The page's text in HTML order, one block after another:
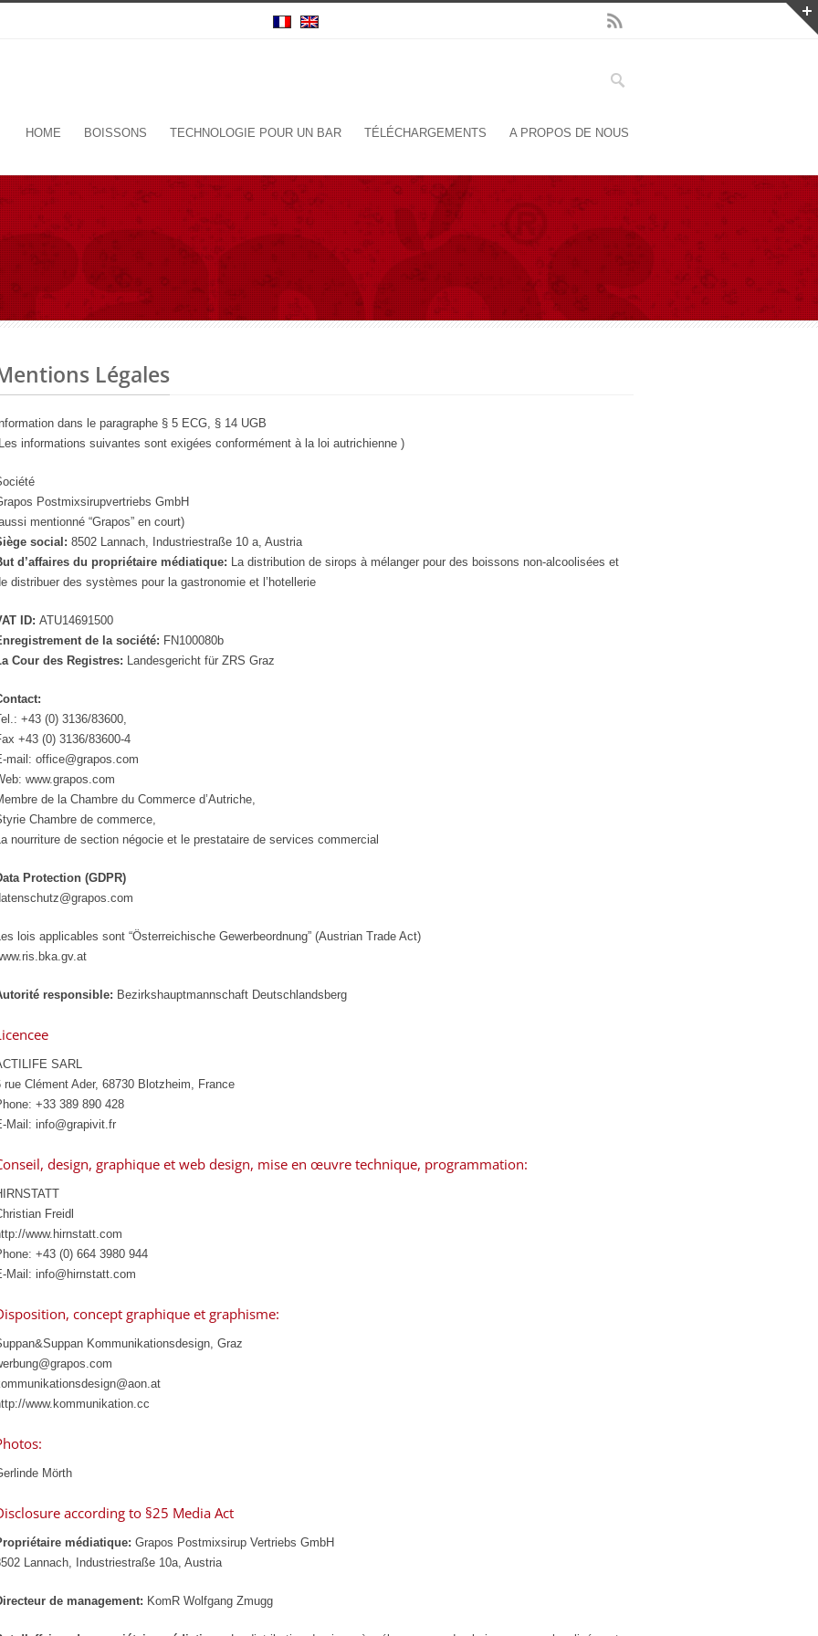
HOME BOISSONS TECHNOLOGIE POUR UN BAR TÉLÉCHARGEMENTS A PROPOS DE NOUS
Légales
Information dans le paragraphe § 5 ECG, § 14 UGB
informations suivantes sont exigées conformément à la loi autrichienne )
Postmixsirupvertriebs GmbH
mentionné “Grapos” en court)
social: 8502 Lannach, Industriestraße 10 a, Austria
d’affaires du propriétaire médiatique: La distribution de sirops à mélanger pour des boissons non-alcoolisées et
distribuer des systèmes pour la gastronomie et l’hotellerie
ID: ATU14691500
de la société: FN100080b
Cour des Registres: Landesgericht für ZRS Graz
+43 (0) 3136/83600,
+43 (0) 3136/83600-4
mail: office@grapos.com
www.grapos.com
de la Chambre du Commerce d’Autriche,
Chambre de commerce,
nourriture de section négocie et le prestataire de services commercial
Protection (GDPR)
lois applicables sont “Österreichische Gewerbeordnung” (Austrian Trade Act)
responsible: Bezirkshauptmannschaft Deutschlandsberg
SARL
rue Clément Ader, 68730 Blotzheim, France
+33 389 890 428
Mail: info@grapivit.fr
design, graphique et web design, mise en œuvre technique, programmation:
Freidl
www.hirnstatt.com
+43 (0) 664 3980 944
Mail: info@hirnstatt.com
concept graphique et graphisme:
Kommunikationsdesign, Graz
www.kommunikation.cc
Mörth
according to §25 Media Act
médiatique: Grapos Postmixsirup Vertriebs GmbH
Lannach, Industriestraße 10a, Austria
de management: KomR Wolfgang Zmugg